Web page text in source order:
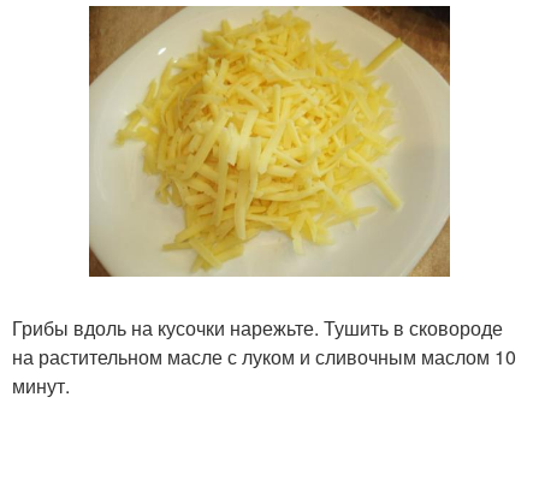
Грибы вдоль на кусочки нарежьте. Тушить в сковороде
на растительном масле с луком и сливочным маслом 10
минут.